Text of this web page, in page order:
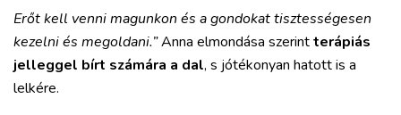
Erőt kell venni magunkon és a gondokat tisztességesen
kezelni és megoldani.”Anna elmondása szerintterápiás
jelleggel bírt számára a dal, s jótékonyan hatottis a
lelkére.